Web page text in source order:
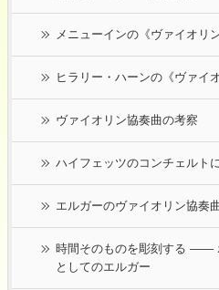
メニューインの《ヴァイオリ
ヒラリー・ハーンの《ヴァイ
ヴァイオリン協奏曲の考察
ハイフェッツのコンチェルト
エルガーのヴァイオリン協奏
時間そのものを彫刻する ――
としてのエルガー